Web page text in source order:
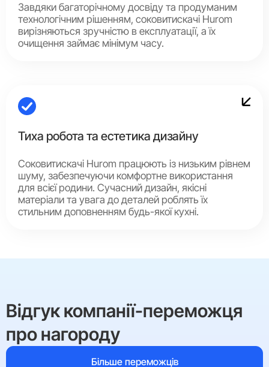
Завдяки багаторічному досвіду та продуманим
технологічним рішенням, соковитискачі Hurom
вирізняються зручністю в експлуатації, а їх
очищення займає мінімум часу.
Тиха робота та естетика дизайну
Соковитискачі Hurom працюють із низьким рівнем
шуму, забезпечуючи комфортне використання
для всієї родини. Сучасний дизайн, якісні
матеріали та увага до деталей роблять їх
стильним доповненням будь-якої кухні.
Відгук компанії-переможця
про нагороду
Більше переможців